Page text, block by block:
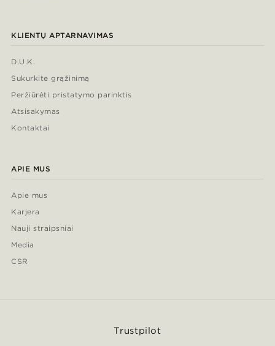
KLIENTŲ APTARNAVIMAS
D.U.K.
Sukurkite grąžinimą
Peržiūrėti pristatymo parinktis
Atsisakymas
Kontaktai
APIE MUS
Apie mus
Karjera
Nauji straipsniai
Media
CSR
Trustpilot